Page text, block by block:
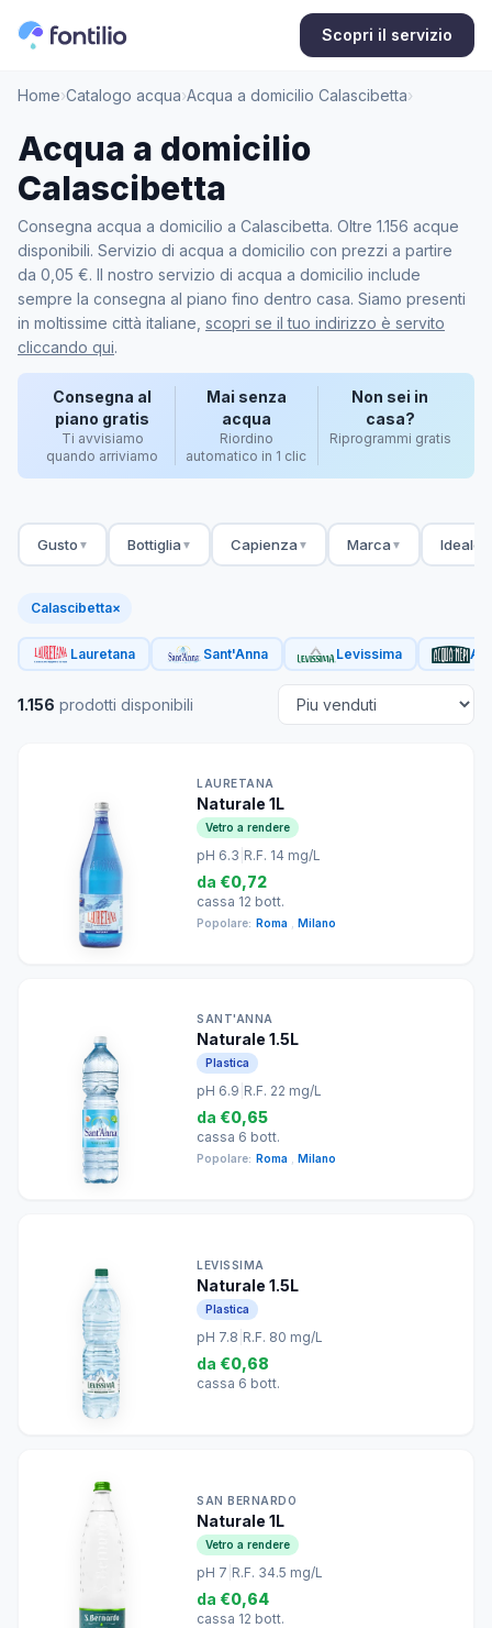
Scopri il servizio
Home›Catalogo acqua›Acqua a domicilio Calascibetta›
Acqua a domicilio
Calascibetta
Consegna acqua a domicilio a Calascibetta. Oltre 1.156 acque
disponibili. Servizio di acqua a domicilio con prezzi a partire
da 0,05 €. Il nostro servizio di acqua a domicilio include
sempre la consegna al piano fino dentro casa. Siamo presenti
in moltissime città italiane, scopri se il tuo indirizzo è servito
cliccando qui.
Consegna al
piano gratis
Ti avvisiamo
quando arriviamo
Mai senza
acqua
Riordino
automatico in 1 clic
Non sei in
casa?
Riprogrammi gratis
Gusto ▼ Bottiglia ▼ Capienza ▼ Marca ▼ Ideale
Calascibetta×
Lauretana Sant'Anna Levissima
1.156 prodotti disponibili
LAURETANA
Naturale 1L
Vetro a rendere
pH 6.3 R.F. 14 mg/L
da €0,72
cassa 12 bott.
Popolare: Roma Milano
SANT'ANNA
Naturale 1.5L
Plastica
pH 6.9 R.F. 22 mg/L
da €0,65
cassa 6 bott.
Popolare: Roma Milano
LEVISSIMA
Naturale 1.5L
Plastica
pH 7.8 R.F. 80 mg/L
da €0,68
cassa 6 bott.
SAN BERNARDO
Naturale 1L
Vetro a rendere
pH 7 R.F. 34.5 mg/L
da €0,64
cassa 12 bott.